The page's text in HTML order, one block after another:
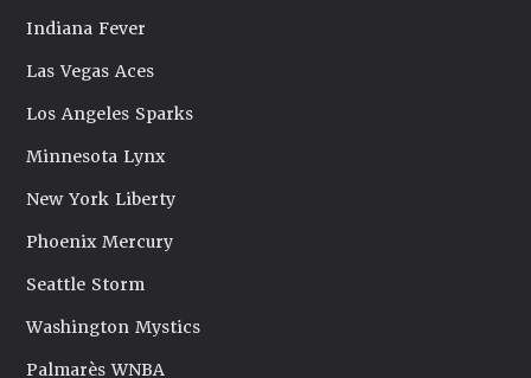
Indiana Fever
Las Vegas Aces
Los Angeles Sparks
Minnesota Lynx
New York Liberty
Phoenix Mercury
Seattle Storm
Washington Mystics
Palmarès WNBA